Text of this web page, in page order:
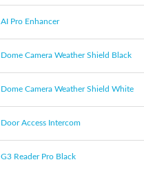
AI Pro Enhancer
Dome Camera Weather Shield Black
Dome Camera Weather Shield White
Door Access Intercom
G3 Reader Pro Black